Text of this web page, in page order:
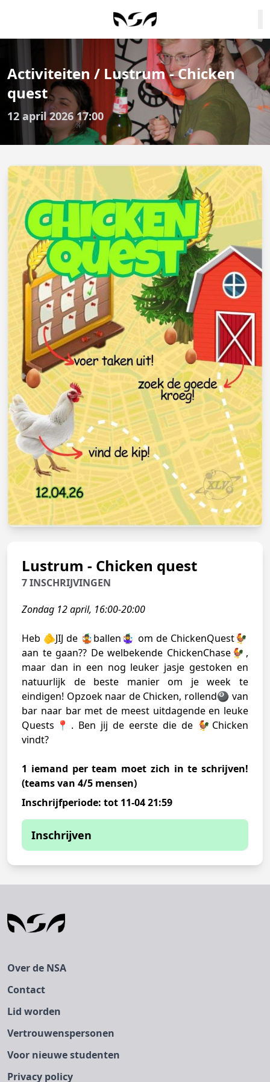
Activiteiten / Lustrum - Chicken
quest
12 april 2026 17:00
Lustrum - Chicken quest
7 INSCHRIJVINGEN
Zondag 12 april, 16:00-20:00
Heb 🫵JIJ de 🤹ballen🤹‍♀️ om de ChickenQuest🐓
aan te gaan?? De welbekende ChickenChase🐓,
maar dan in een nog leuker jasje gestoken en
natuurlijk de beste manier om je week te
eindigen! Opzoek naar de Chicken, rollend🎱 van
bar naar bar met de meest uitdagende en leuke
Quests📍. Ben jij de eerste die de 🐓Chicken
vindt?
1 iemand per team moet zich in te schrijven!
(teams van 4/5 mensen)
Inschrijfperiode: tot 11-04 21:59
Inschrijven
Over de NSA
Contact
Lid worden
Vertrouwenspersonen
Voor nieuwe studenten
Privacy policy